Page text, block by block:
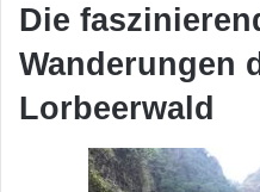
Die
Wanderungen
Lorbeerwald